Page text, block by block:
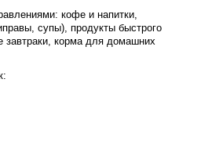
кофе и напитки,
супы), продукты быстрого
завтраки, корма для домашних